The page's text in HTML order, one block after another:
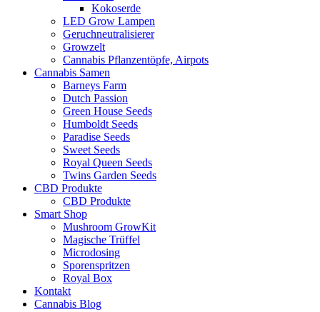
Kokoserde
LED Grow Lampen
Geruchneutralisierer
Growzelt
Cannabis Pflanzentöpfe, Airpots
Cannabis Samen
Barneys Farm
Dutch Passion
Green House Seeds
Humboldt Seeds
Paradise Seeds
Sweet Seeds
Royal Queen Seeds
Twins Garden Seeds
CBD Produkte
CBD Produkte
Smart Shop
Mushroom GrowKit
Magische Trüffel
Microdosing
Sporenspritzen
Royal Box
Kontakt
Cannabis Blog